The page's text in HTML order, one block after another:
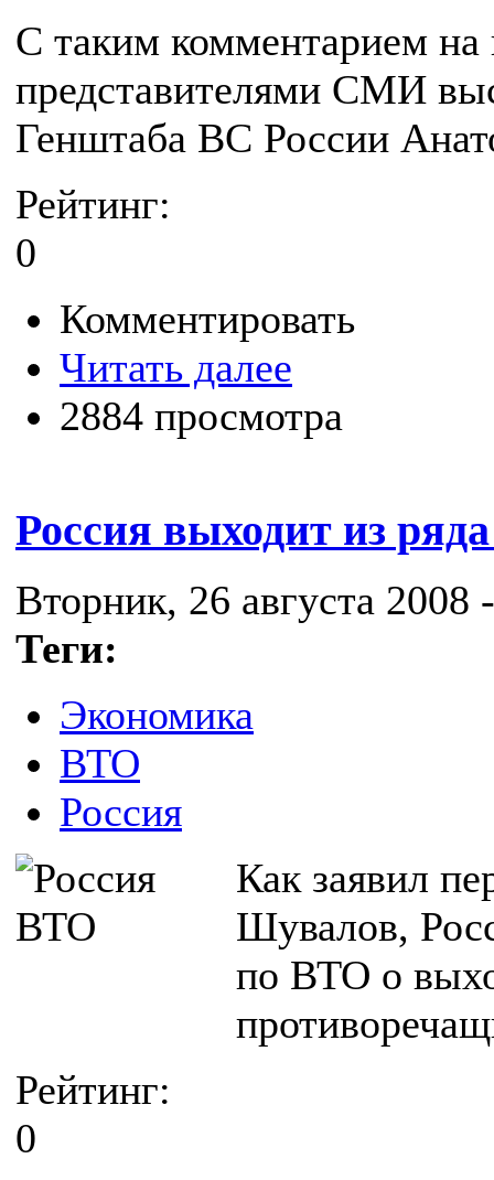
С таким комментарием на
представителями СМИ
Генштаба ВС России
Рейтинг:
0
Комментировать
Читать далее
2884 просмотра
Россия выходит из
Вторник, 26 августа 2008
Теги:
Экономика
ВТО
Россия
Как заявил
Шувалов,
по ВТО о
Рейтинг:
0